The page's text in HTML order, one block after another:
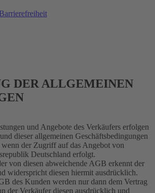
DER ALLGEMEINEN
und Angebote des Verkäufers erfolgen
dieser allgemeinen Geschäftsbedingungen
der Zugriff auf das Angebot von
Deutschland erfolgt.
von diesen abweichende AGB erkennt der
widerspricht diesen hiermit ausdrücklich.
des Kunden werden nur dann dem Vertrag
der Verkäufer diesen ausdrücklich und